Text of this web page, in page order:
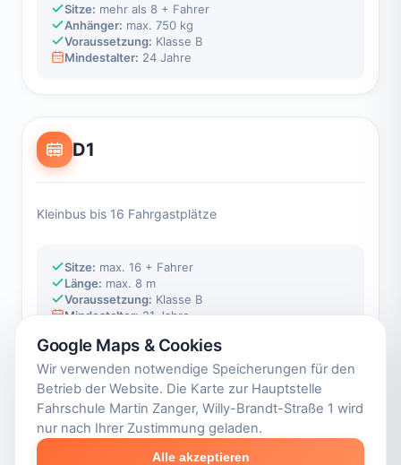
Sitze: mehr als 8 + Fahrer
Anhänger: max. 750 kg
Voraussetzung: Klasse B
Mindestalter: 24 Jahre
D1
Kleinbus bis 16 Fahrgastplätze
Sitze: max. 16 + Fahrer
Länge: max. 8 m
Voraussetzung: Klasse B
Mindestalter: 21 Jahre
D1E
Google Maps & Cookies
Wir verwenden notwendige Speicherungen für den
Betrieb der Website. Die Karte zur Hauptstelle
Fahrschule Martin Zanger, Willy-Brandt-Straße 1 wird
nur nach Ihrer Zustimmung geladen.
Alle akzeptieren